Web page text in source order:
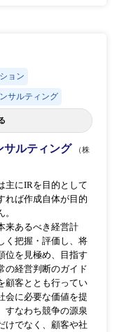
ョン
サルティング
サルティング
（株
主にIRを目的として
れば作成自体が目的
来あるべき経営計
く把握・評価し、将
位を見極め、目指す
の経営判断のガイド
顧客ととも行ってい
会に必要な価値を提
すなわち競争の源泉
けでなく、顧客や社